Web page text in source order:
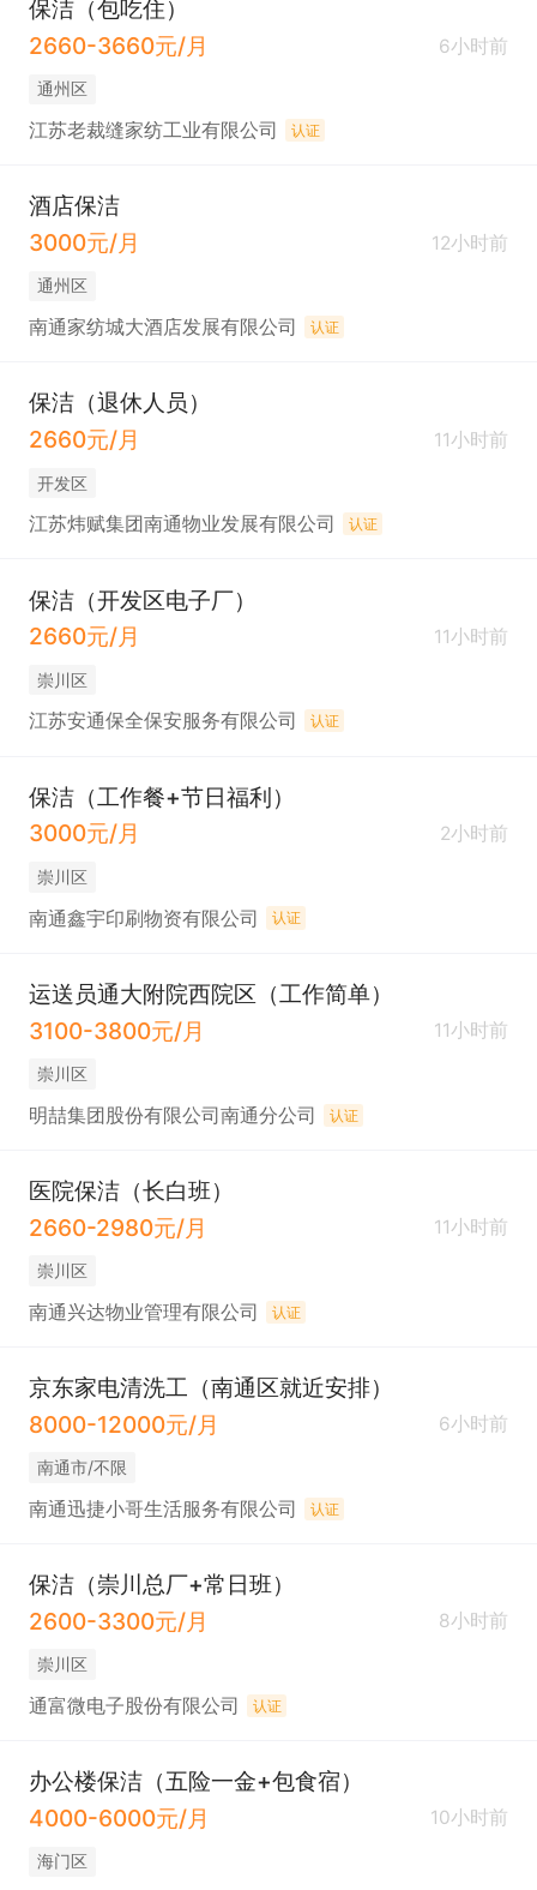
保洁（包吃住）
2660-3660元/月
6小时前
通州区
江苏老裁缝家纺工业有限公司 认证
酒店保洁
3000元/月
12小时前
通州区
南通家纺城大酒店发展有限公司 认证
保洁（退休人员）
2660元/月
11小时前
开发区
江苏炜赋集团南通物业发展有限公司 认证
保洁（开发区电子厂）
2660元/月
11小时前
崇川区
江苏安通保全保安服务有限公司 认证
保洁（工作餐+节日福利）
3000元/月
2小时前
崇川区
南通鑫宇印刷物资有限公司 认证
运送员通大附院西院区（工作简单）
3100-3800元/月
11小时前
崇川区
明喆集团股份有限公司南通分公司 认证
医院保洁（长白班）
2660-2980元/月
11小时前
崇川区
南通兴达物业管理有限公司 认证
京东家电清洗工（南通区就近安排）
8000-12000元/月
6小时前
南通市/不限
南通迅捷小哥生活服务有限公司 认证
保洁（崇川总厂+常日班）
2600-3300元/月
8小时前
崇川区
通富微电子股份有限公司 认证
办公楼保洁（五险一金+包食宿）
4000-6000元/月
10小时前
海门区